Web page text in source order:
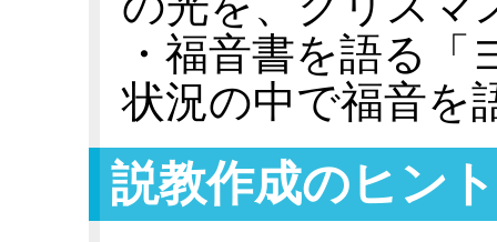
・福音書を語る
状況の中で福音を
説教作成のヒント